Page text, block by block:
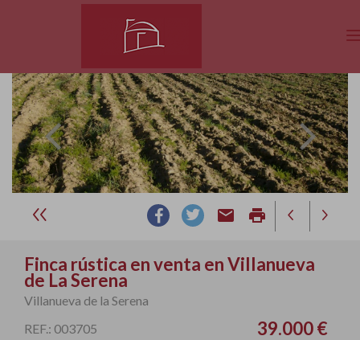
email print
Finca rústica en venta en Villanueva
de La Serena
Villanueva de la Serena
REF.: 003705
39.000 €